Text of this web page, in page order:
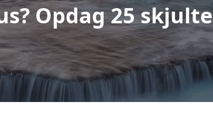
Opdag 25 skjulte